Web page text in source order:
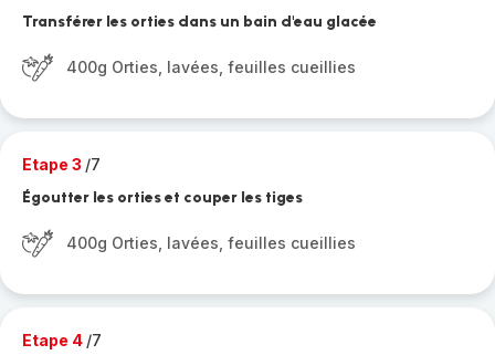
Transférer les orties dans un bain d'eau glacée
400g Orties, lavées, feuilles cueillies
Etape 3 /7
Égoutter les orties et couper les tiges
400g Orties, lavées, feuilles cueillies
Etape 4 /7